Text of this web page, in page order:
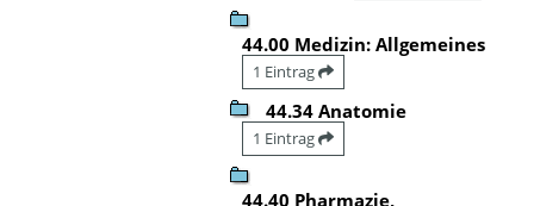
44.00 Medizin: Allgemeines
1 Eintrag
44.34 Anatomie
1 Eintrag
44.40 Pharmazie,